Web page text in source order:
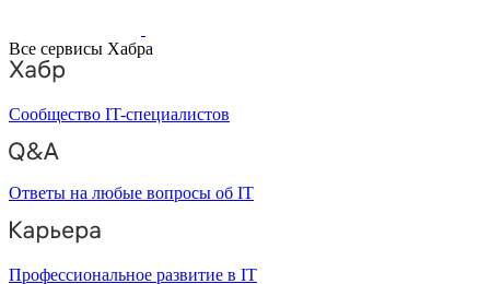
Все сервисы Хабра
Сообщество IT-специалистов
Ответы на любые вопросы об IT
Профессиональное развитие в IT